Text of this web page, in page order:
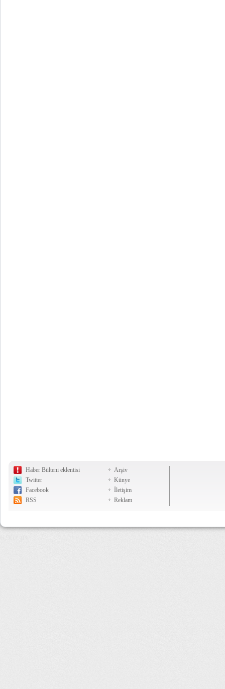
Haber Bülteni eklentisi
Twitter
Facebook
RSS
Arşiv
Künye
İletişim
Reklam